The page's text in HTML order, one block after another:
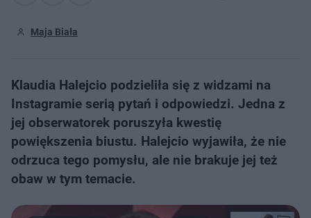
Maja Biała
Klaudia Halejcio podzieliła się z widzami na
Instagramie serią pytań i odpowiedzi. Jedna z
jej obserwatorek poruszyła kwestię
powiększenia biustu. Halejcio wyjawiła, że nie
odrzuca tego pomysłu, ale nie brakuje jej też
obaw w tym temacie.